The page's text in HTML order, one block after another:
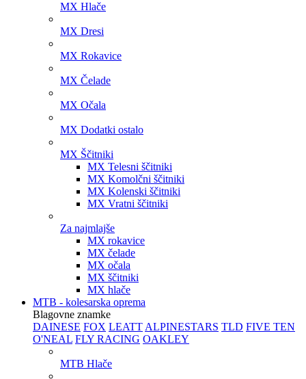
MX Hlače
MX Dresi
MX Rokavice
MX Čelade
MX Očala
MX Dodatki ostalo
MX Ščitniki
MX Telesni ščitniki
MX Komolčni ščitniki
MX Kolenski ščitniki
MX Vratni ščitniki
Za najmlajše
MX rokavice
MX čelade
MX očala
MX ščitniki
MX hlače
MTB - kolesarska oprema
Blagovne znamke
DAINESE FOX LEATT ALPINESTARS TLD FIVE TEN
O'NEAL FLY RACING OAKLEY
MTB Hlače